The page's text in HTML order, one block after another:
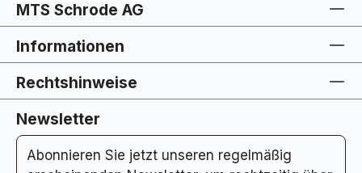
MTS Schrode AG
Informationen
Rechtshinweise
Newsletter
Abonnieren Sie jetzt unseren regelmäßig